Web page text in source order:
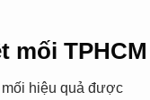
mối
hiệu quả được